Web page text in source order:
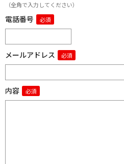
（全角で入力してください）
電話番号
メールアドレス
内容